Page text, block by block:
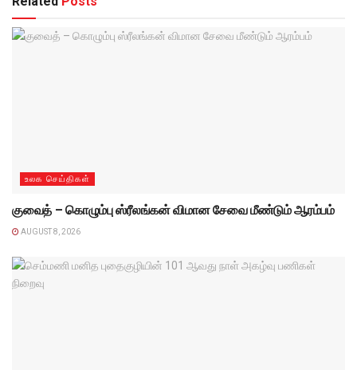
உலக செய்திகள்
குவைத் – கொழும்பு ஸ்ரீலங்கன் விமான சேவை மீண்டும் ஆரம்பம்
AUGUST 8, 2026